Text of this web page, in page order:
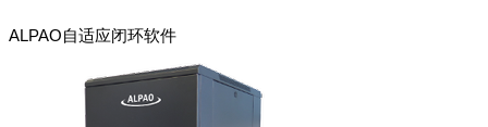
ALPAO自适应闭环软件